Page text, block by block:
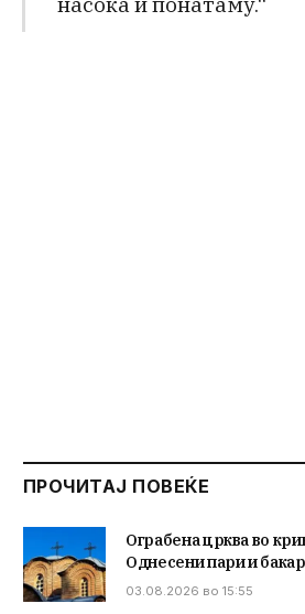
ПРОЧИТАЈ ПОВЕЌЕ
Ограбена црква во
Однесени пари и
03.08.2026 во 15:55